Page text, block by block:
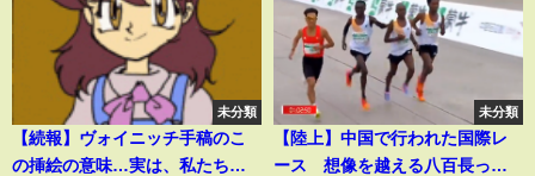
未分類
【続報】ヴォイニッチ手稿のこ
の挿絵の意味…実は、私たちが
未分類
【陸上】中国で行われた国際レ
ース 想像を越える八百長っぷ